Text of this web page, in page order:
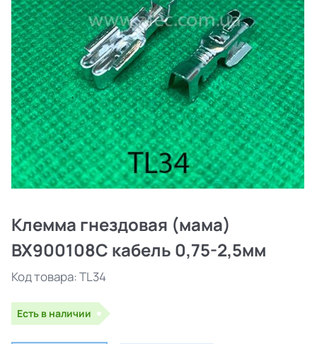
Клемма гнездовая (мама)
BX900108C кабель 0,75-2,5мм
Код товара:TL34
Есть в наличии